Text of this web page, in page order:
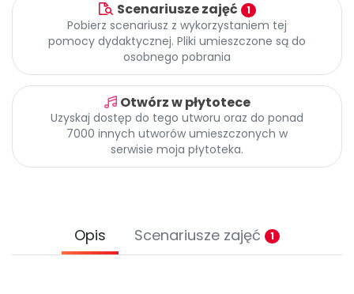
Archiwalne numery
Pomoc
Promocje
Scenariusze zajęć 1
Pobierz scenariusz z wykorzystaniem tej
pomocy dydaktycznej. Pliki umieszczone są do
osobnego pobrania
Otwórz w płytotece
Uzyskaj dostęp do tego utworu oraz do ponad
7000 innych utworów umieszczonych w
serwisie moja płytoteka.
Opis Scenariusze zajęć 1